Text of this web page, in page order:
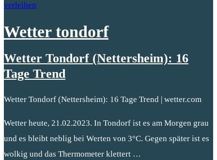
verleihen
Wetter tondorf
Wetter Tondorf (Nettersheim): 16
Tage Trend
Wetter Tondorf (Nettersheim): 16 Tage Trend | wetter.com
Wetter heute, 21.02.2023. In Tondorf ist es am Morgen grau
und es bleibt neblig bei Werten von 3°C. Gegen später ist es
wolkig und das Thermometer klettert …